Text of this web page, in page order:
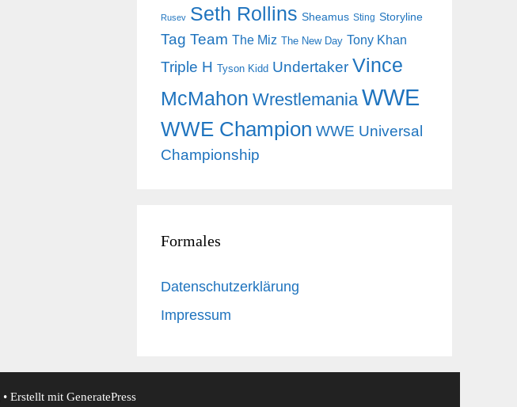
Rusev Seth Rollins Sheamus Sting Storyline
Tag Team The Miz The New Day Tony Khan
Triple H Tyson Kidd Undertaker Vince
McMahon Wrestlemania WWE
WWE Champion WWE Universal
Championship
Formales
Datenschutzerklärung
Impressum
• Erstellt mit GeneratePress